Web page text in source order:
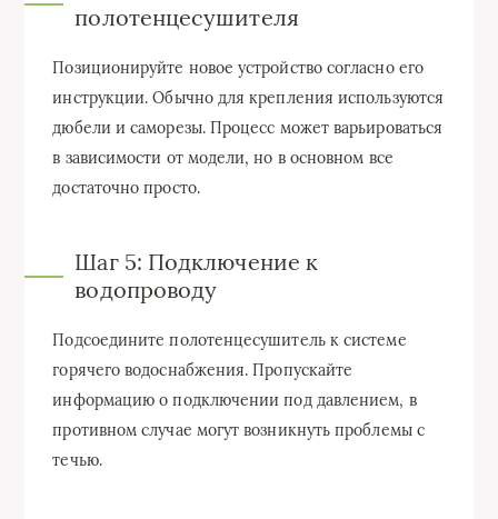
полотенцесушителя
Позиционируйте новое устройство согласно его
инструкции. Обычно для крепления используются
дюбели и саморезы. Процесс может варьироваться
в зависимости от модели, но в основном все
достаточно просто.
Шаг 5: Подключение к
водопроводу
Подсоедините полотенцесушитель к системе
горячего водоснабжения. Пропускайте
информацию о подключении под давлением, в
противном случае могут возникнуть проблемы с
течью.